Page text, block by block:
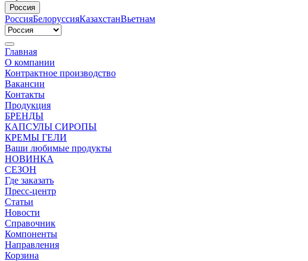
Россия
РоссияБелоруссияКазахстанВьетнам
Главная
О компании
Контрактное производство
Вакансии
Контакты
Продукция
БРЕНДЫ
КАПСУЛЫ СИРОПЫ
КРЕМЫ ГЕЛИ
Ваши любимые продукты
НОВИНКА
СЕЗОН
Где заказать
Пресс-центр
Статьи
Новости
Справочник
Компоненты
Направления
Корзина